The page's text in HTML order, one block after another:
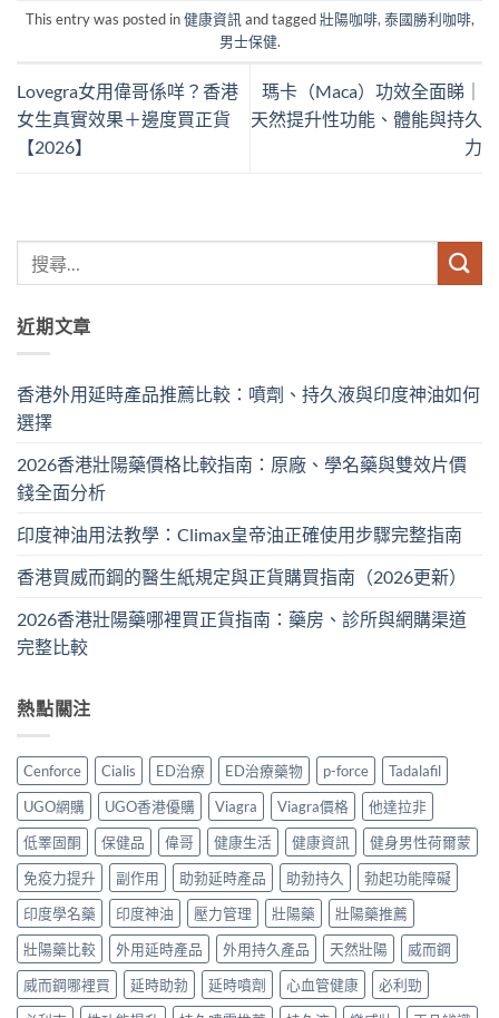
This entry was posted in健康資訊and tagged壯陽咖啡,泰國勝利咖啡,
男士保健.
Lovegra女用偉哥係咩？香港
女生真實效果＋邊度買正貨
【2026】
瑪卡（Maca）功效全面睇｜
天然提升性功能、體能與持久
力
近期文章
香港外用延時產品推薦比較：噴劑、持久液與印度神油如何
選擇
2026香港壯陽藥價格比較指南：原廠、學名藥與雙效片價
錢全面分析
印度神油用法教學：Climax皇帝油正確使用步驟完整指南
香港買威而鋼的醫生紙規定與正貨購買指南（2026更新）
2026香港壯陽藥哪裡買正貨指南：藥房、診所與網購渠道
完整比較
熱點關注
Cenforce Cialis ED治療 ED治療藥物 p-force
Tadalafil
UGO網購
UGO香港優購 Viagra Viagra價格
他達拉非
低睪固酮
保健品 偉哥 健康生活 健康資訊
健身男性荷爾蒙
免疫力提升
副作用 助勃延時產品 助勃持久
勃起功能障礙
印度學名藥
印度神油 壓力管理 壯陽藥
壯陽藥推薦
壯陽藥比較
外用延時產品 外用持久產品 天然壯陽
威而鋼
威而鋼哪裡買
延時助勃 延時噴劑 心血管健康
必利勁